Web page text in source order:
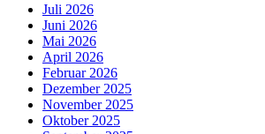
Juli 2026
Juni 2026
Mai 2026
April 2026
Februar 2026
Dezember 2025
November 2025
Oktober 2025